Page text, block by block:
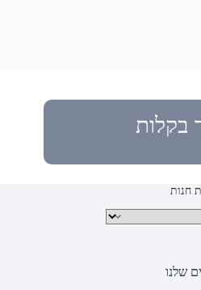
בקלות
חנות
קטגוריות מוצרים
שלנו